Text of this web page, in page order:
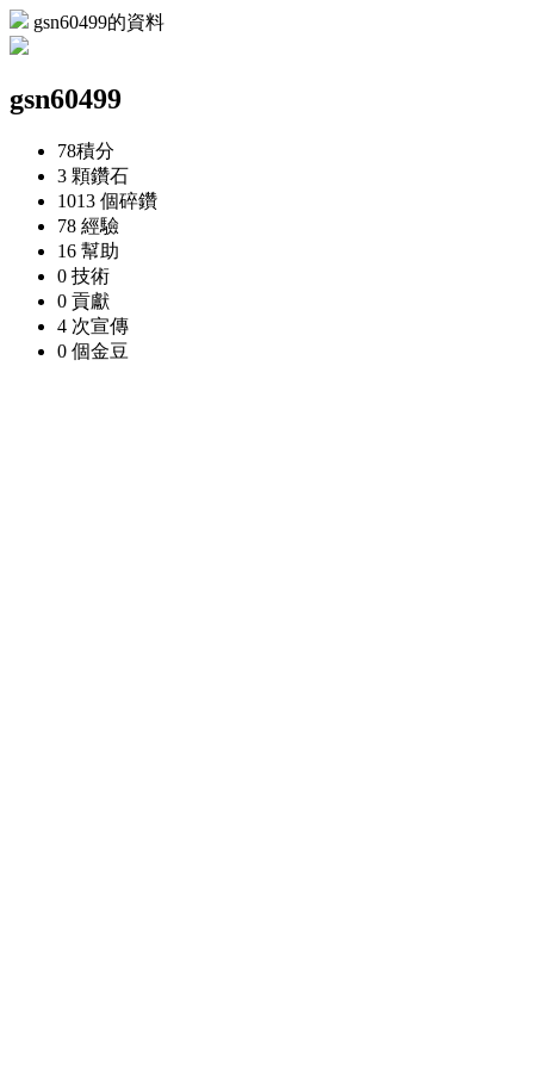
gsn60499的資料
gsn60499
78積分
3 顆鑽石
1013 個碎鑽
78 經驗
16 幫助
0 技術
0 貢獻
4 次宣傳
0 個金豆